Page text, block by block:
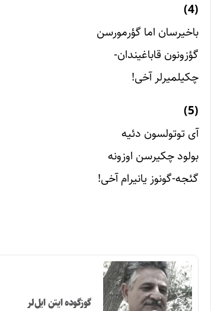
(4)
باخیرسان اما گؤرمورسن
گؤزونون قاباغیندان-
چکیلمیرلر آخی!
(5)
آی توتولسون دئیه
بولود چکیرسن اوزونه
گئجه-گونوز یانیرام آخی!
گوزگوده ایتن ایل‌لر